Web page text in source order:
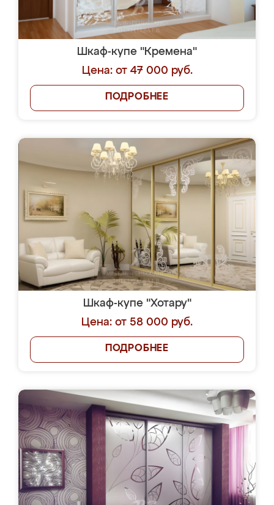
Шкаф-купе "Кремена"
Цена: от 47 000 руб.
ПОДРОБНЕЕ
Шкаф-купе "Хотару"
Цена: от 58 000 руб.
ПОДРОБНЕЕ